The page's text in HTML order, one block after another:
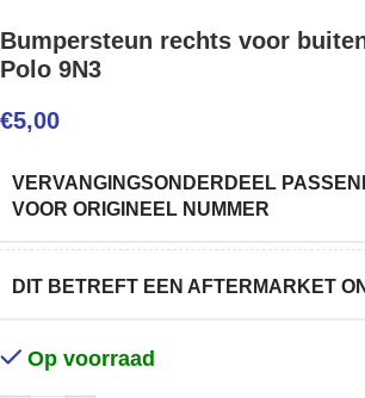
Bumpersteun rechts voor
Polo 9N3
€5,00
VERVANGINGSONDERDEEL
VOOR ORIGINEEL NUMMER
DIT BETREFT EEN AFTERMARKET
Op voorraad